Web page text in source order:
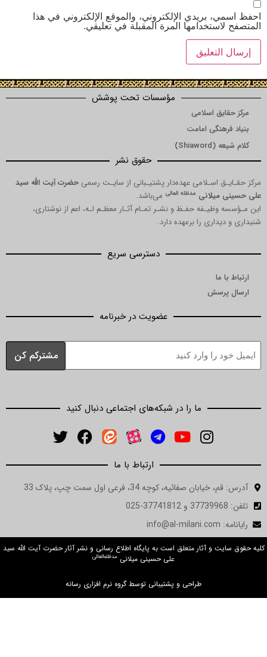
بريدي الإلكتروني، والموقع الإلكتروني في هذا
المرة المقبلة في تعليقي.
مؤسسات تحت پوشش
اسلامی
امامت
حقوق نشر
اسـلامی عهده‌دار پشتیـبانی از سایـت رسمیحضرت آیت الله سید
مدظله العالیمی‌باشد.
حفـظ و نشـر تمـام آثـار معظـم لـه، اعم از نوشتاری،
را برعهده دارد.
دسترسی سریع
عضویت در خبرنامه
ما را در شبکه‌های اجتماعی دنبال کنید
ارتباط با ما
صفائیه، کوچه 34، فرعی اول سمت چپ، پلاک 33
و آثار متعلق است به پایگاه اطلاع رسانی و نشر آثار حضرت آیت الله سید
علی حسینی میلانی مدظله‌العالی
طراحی و پشتیبانی توسط گروه نرم افزاری رسانه